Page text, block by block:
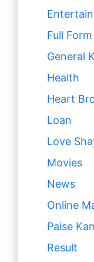
Full Form
General
Health
Heart
Loan
Love
Movies
News
Online
Paise
Result